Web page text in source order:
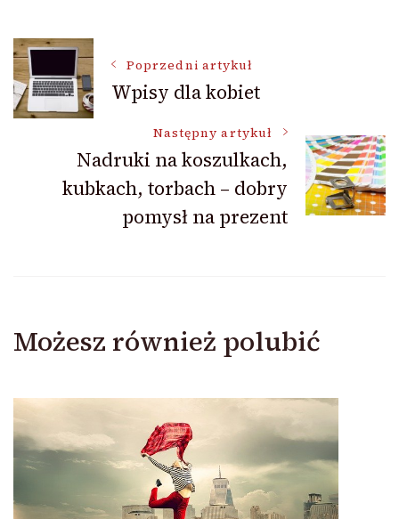
Nawigacja
wpisu
Poprzedni artykuł
Wpisy dla kobiet
Następny artykuł
Nadruki na koszulkach,
kubkach, torbach – dobry
pomysł na prezent
Możesz również polubić